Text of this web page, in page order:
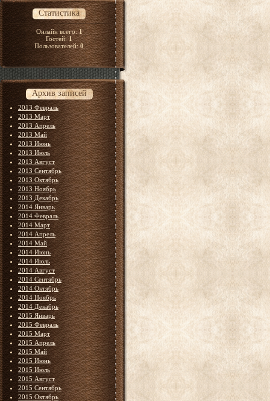
Статистика
Онлайн всего:1
Гостей:1
Пользователей:0
Архив записей
2013 Февраль
2013 Март
2013 Апрель
2013 Май
2013 Июнь
2013 Июль
2013 Август
2013 Сентябрь
2013 Октябрь
2013 Ноябрь
2013 Декабрь
2014 Январь
2014 Февраль
2014 Март
2014 Апрель
2014 Май
2014 Июнь
2014 Июль
2014 Август
2014 Сентябрь
2014 Октябрь
2014 Ноябрь
2014 Декабрь
2015 Январь
2015 Февраль
2015 Март
2015 Апрель
2015 Май
2015 Июнь
2015 Июль
2015 Август
2015 Сентябрь
2015 Октябрь